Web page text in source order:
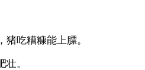
吃糟糠能上膘。
。